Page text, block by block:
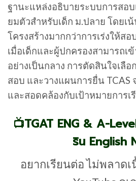
ฐานะแหล่งอธิบายระบบการสอ
ยมตัวสำหรับเด็ก ม.ปลาย โดยเ
โครงสร้างมากกว่าการเร่งให้ส
เมื่อเด็กและผู้ปกครองสามารถเ
อย่างเป็นกลาง การตัดสินใจเลื
สอบ และวางแผนการยื่น TCAS
และสอดคล้องกับเป้าหมายการเ
📺TGAT ENG & A-
ริน English
อยากเรียนต่อ ไม่พลาด